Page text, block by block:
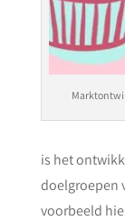
is het
doelgroepen
voorbeeld